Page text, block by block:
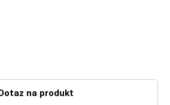
Dotaz na produkt